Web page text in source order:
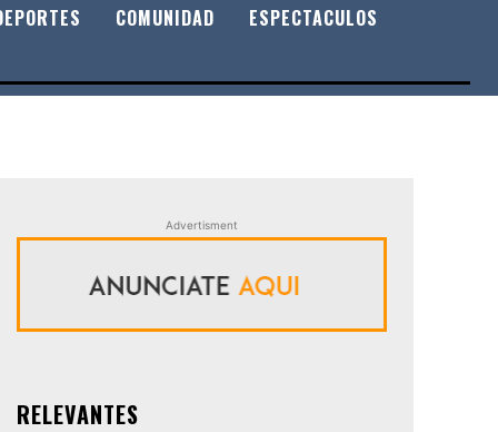
COMUNIDAD
ESPECTACULOS
Advertisment
RELEVANTES